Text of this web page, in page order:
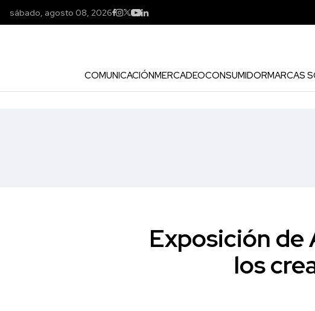
sábado, agosto 08, 2026
COMUNICACIÓNMERCADEOCONSUMIDORMARCAS
Exposición de
los